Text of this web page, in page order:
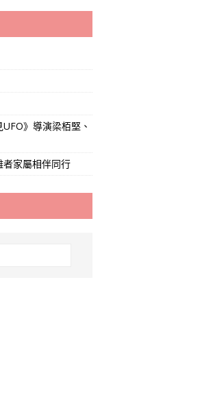
》導演梁栢堅、
家屬相伴同行